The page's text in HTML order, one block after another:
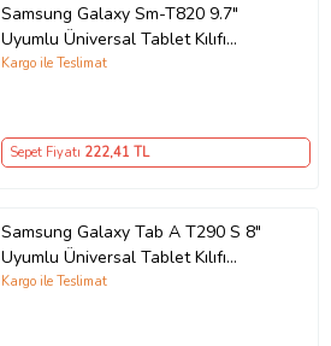
Samsung Galaxy Sm-T820 9.7"
Uyumlu Üniversal Tablet Kılıfı
(Siyah)
Kargo ile Teslimat
Sepet Fiyatı 222,41 TL
Samsung Galaxy Tab A T290 S 8"
Uyumlu Üniversal Tablet Kılıfı
(Turkuaz)
Kargo ile Teslimat